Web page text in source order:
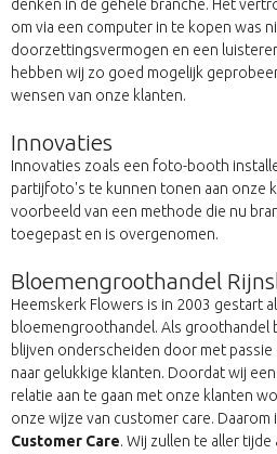
denken in de gehele branche. Het
om via een computer in te kopen was
doorzettingsvermogen en een
hebben wij zo goed mogelijk
wensen van onze klanten.
Innovaties
Innovaties zoals een foto-booth
partijfoto's te kunnen tonen aan onze
voorbeeld van een methode die nu
toegepast en is overgenomen.
Bloemengroothandel
Heemskerk Flowers is in 2003 gestart
bloemengroothandel. Als groothandel
blijven onderscheiden door met
naar gelukkige klanten. Doordat wij
relatie aan te gaan met onze klanten
onze wijze van customer care. Daarom
Customer Care. Wij zullen te aller